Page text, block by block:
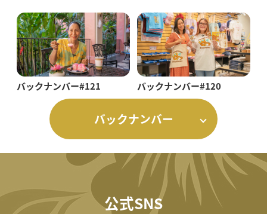
バックナンバー#121 バックナンバー#120
バックナンバー
公式SNS